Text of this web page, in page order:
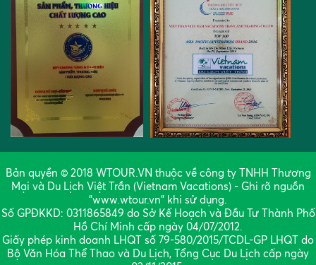
Bản quyền © 2018 WTOUR.VN thuộc về công ty TNHH Thương
Mại và Du Lịch Việt Trần (Vietnam Vacations) - Ghi rõ nguồn
"www.wtour.vn" khi sử dụng.
Số GPĐKKD: 0311865849 do Sở Kế Hoạch và Đầu Tư Thành Phố
Hồ Chí Minh cấp ngày 04/07/2012.
Giấy phép kinh doanh LHQT số 79-580/2015/TCDL-GP LHQT do
Bộ Văn Hóa Thể Thao và Du Lịch, Tổng Cục Du Lịch cấp ngày